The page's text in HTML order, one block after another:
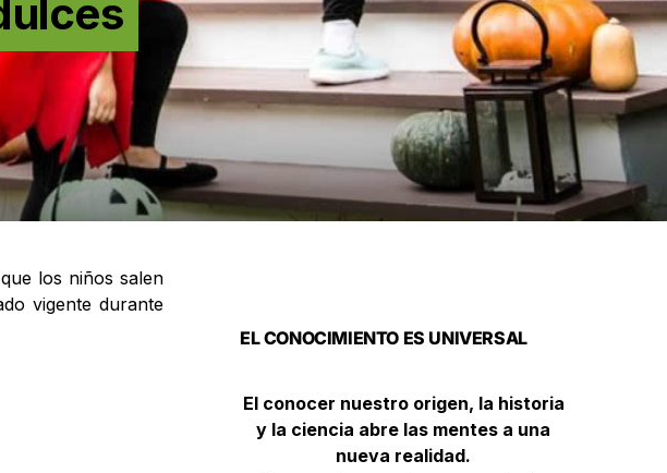
los niños salen
vigente durante
EL CONOCIMIENTO ES UNIVERSAL
El conocer nuestro origen, la historia
y la ciencia abre las mentes a una
nueva realidad.